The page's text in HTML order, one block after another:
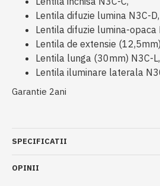
Lentila difuzie lumina N3C-D,
Lentila difuzie lumina-opaca
Lentila de extensie
Lentila lunga (30mm) N3C-L,
Lentila iluminare laterala
Garantie 2ani
SPECIFICATII
OPINII